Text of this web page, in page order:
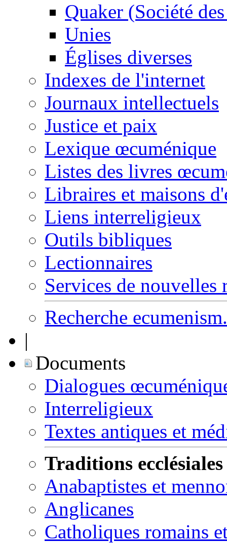
Quaker (Société
Unies
Églises diverses
Indexes de l'internet
Journaux intellectuels
Justice et paix
Lexique œcuménique
Listes des livres
Libraires et maisons
Liens interreligieux
Outils bibliques
Lectionnaires
Services de nouvelles
Recherche
|
Documents
Dialogues
Interreligieux
Textes antiques et
Traditions ecclésiales
Anabaptistes et
Anglicanes
Catholiques romains